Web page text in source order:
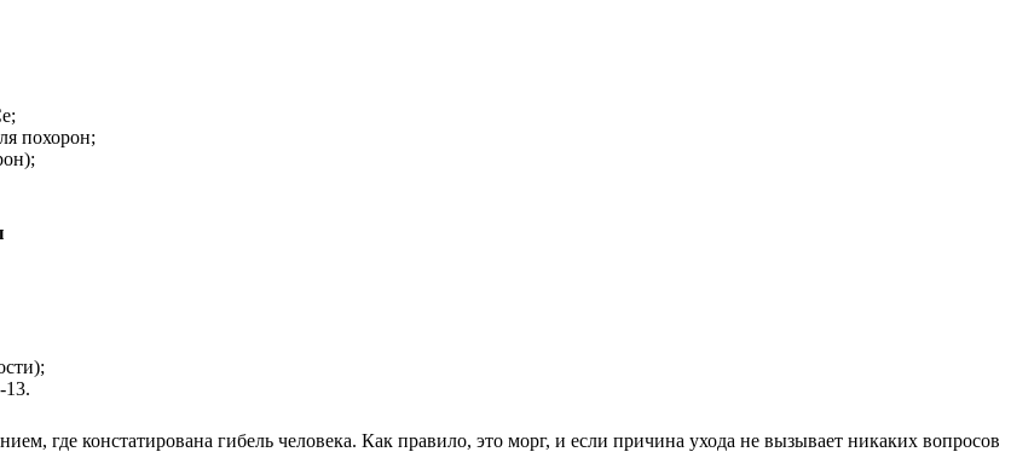
похорон;
13.
где констатирована гибель человека. Как правило, это морг, и если причина ухода не вызывает никаких вопросов